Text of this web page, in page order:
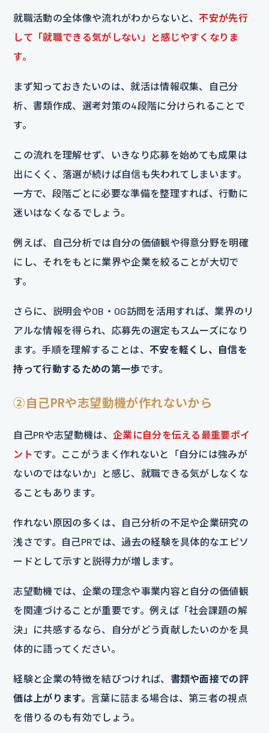
就職活動の全体像や流れがわからないと、不安が先行
して「就職できる気がしない」と感じやすくなりま
す。
まず知っておきたいのは、就活は情報収集、自己分
析、書類作成、選考対策の4段階に分けられることで
す。
この流れを理解せず、いきなり応募を始めても成果は
出にくく、落選が続けば自信も失われてしまいます。
一方で、段階ごとに必要な準備を整理すれば、行動に
迷いはなくなるでしょう。
例えば、自己分析では自分の価値観や得意分野を明確
にし、それをもとに業界や企業を絞ることが大切で
す。
さらに、説明会やOB・OG訪問を活用すれば、業界のリ
アルな情報を得られ、応募先の選定もスムーズになり
ます。手順を理解することは、 不安を軽くし、自信を
持って行動するための第一歩です。
②自己PRや志望動機が作れないから
自己PRや志望動機は、 企業に自分を伝える最重要ポイ
ントです。ここがうまく作れないと「自分には強みが
ないのではないか」と感じ、就職できる気がしなくな
ることもあります。
作れない原因の多くは、自己分析の不足や企業研究の
浅さです。自己PRでは、過去の経験を具体的なエピソ
ードとして示すと説得力が増します。
志望動機では、企業の理念や事業内容と自分の価値観
を関連づけることが重要です。例えば「社会課題の解
決」に共感するなら、自分がどう貢献したいのかを具
体的に語ってください。
経験と企業の特徴を結びつければ、 書類や面接での評
価は上がります。 言葉に詰まる場合は、第三者の視点
を借りるのも有効でしょう。